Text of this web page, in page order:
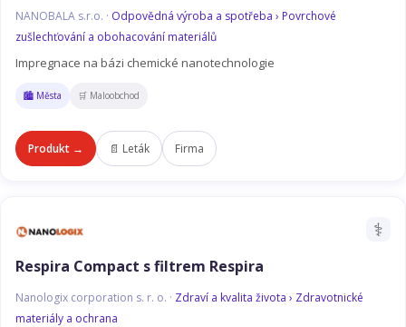
NANOBALA s.r.o. · Odpovědná výroba a spotřeba › Povrchové
zušlechťování a obohacování materiálů
Impregnace na bázi chemické nanotechnologie
🏙️ Města 🛒 Maloobchod
Produkt → 📄 Leták Firma
⚕️
Respira Compact s filtrem Respira
Nanologix corporation s. r. o. · Zdraví a kvalita života › Zdravotnické
materiály a ochrana